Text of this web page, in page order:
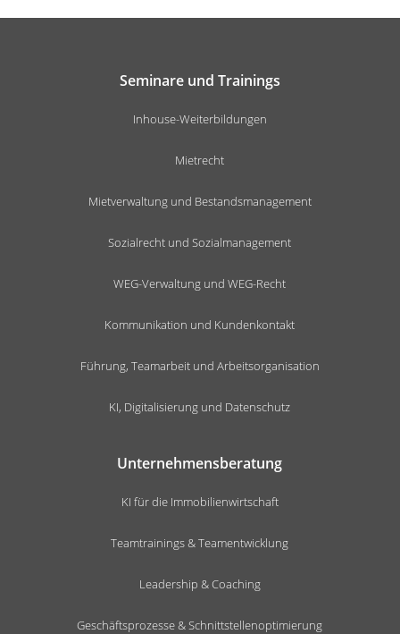
Seminare und Trainings
Inhouse-Weiterbildungen
Mietrecht
Mietverwaltung und Bestandsmanagement
Sozialrecht und Sozialmanagement
WEG-Verwaltung und WEG-Recht
Kommunikation und Kundenkontakt
Führung, Teamarbeit und Arbeitsorganisation
KI, Digitalisierung und Datenschutz
Unternehmensberatung
KI für die Immobilienwirtschaft
Teamtrainings & Teamentwicklung
Leadership & Coaching
Geschäftsprozesse & Schnittstellenoptimierung